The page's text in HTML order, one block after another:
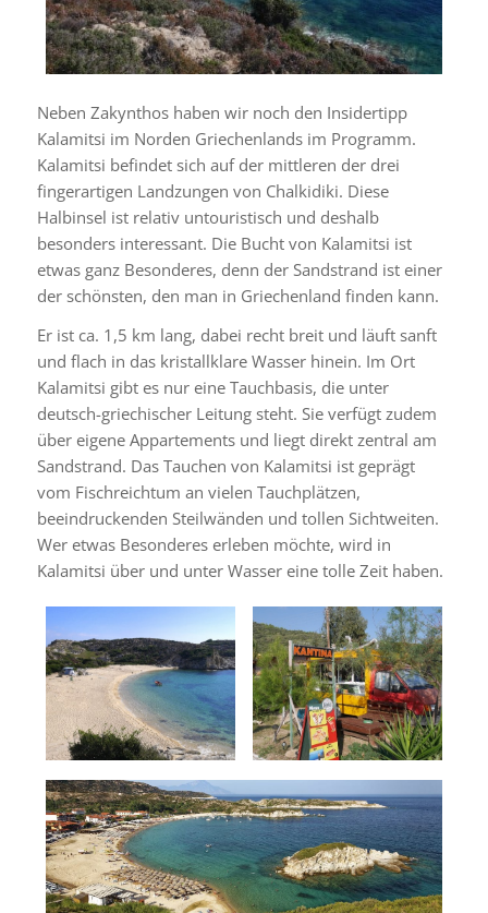
Neben Zakynthos haben wir noch den Insidertipp
Kalamitsi im Norden Griechenlands im Programm.
Kalamitsi befindet sich auf der mittleren der drei
fingerartigen Landzungen von Chalkidiki. Diese
Halbinsel ist relativ untouristisch und deshalb
besonders interessant. Die Bucht von Kalamitsi ist
etwas ganz Besonderes, denn der Sandstrand ist einer
der schönsten, den man in Griechenland finden kann.
Er ist ca. 1,5 km lang, dabei recht breit und läuft sanft
und flach in das kristallklare Wasser hinein. Im Ort
Kalamitsi gibt es nur eine Tauchbasis, die unter
deutsch-griechischer Leitung steht. Sie verfügt zudem
über eigene Appartements und liegt direkt zentral am
Sandstrand. Das Tauchen von Kalamitsi ist geprägt
vom Fischreichtum an vielen Tauchplätzen,
beeindruckenden Steilwänden und tollen Sichtweiten.
Wer etwas Besonderes erleben möchte, wird in
Kalamitsi über und unter Wasser eine tolle Zeit haben.